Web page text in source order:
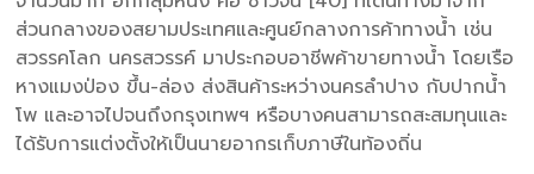
ส่วนกลางของสยามประเทศและศูนย์กลางการค้าทางน้ำ เช่น
สวรรคโลก นครสวรรค์ มาประกอบอาชีพค้าขายทางน้ำ โดยเรือ
หางแมงป่อง ขึ้น-ล่อง ส่งสินค้าระหว่างนครลำปาง กับปากน้ำ
โพ และอาจไปจนถึงกรุงเทพฯ หรือบางคนสามารถสะสมทุนและ
ได้รับการแต่งตั้งให้เป็นนายอากรเก็บภาษีในท้องถิ่น